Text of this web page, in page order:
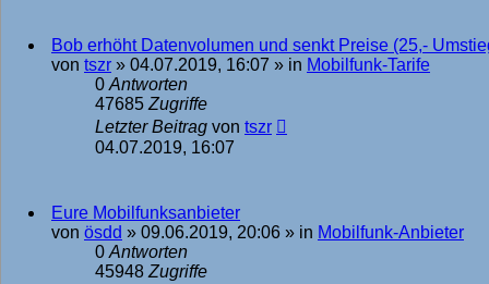
Bob erhöht Datenvolumen und senkt Preise (25,-
von tszr » 04.07.2019, 16:07 » in Mobilfunk-Tarife
0Antworten
47685Zugriffe
Letzter Beitrag von tszr
04.07.2019, 16:07
Eure Mobilfunksanbieter
von ösdd » 09.06.2019, 20:06 » in Mobilfunk-Anbieter
0Antworten
45948Zugriffe